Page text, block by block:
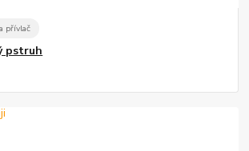
přívlač
pstruh